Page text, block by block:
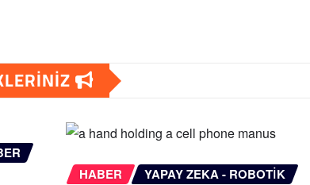
HABER YAPAY ZEKA - ROBOTIK